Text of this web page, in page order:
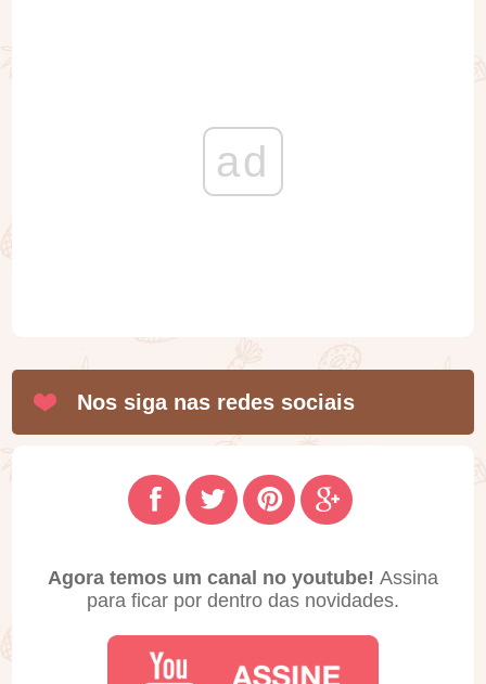
ad
Nos siga nas redes sociais
Agora temos um canal no youtube! Assina
para ficar por dentro das novidades.